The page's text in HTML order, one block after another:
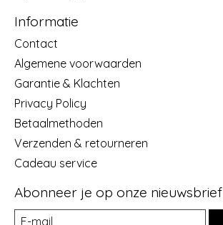
Informatie
Contact
Algemene voorwaarden
Garantie & Klachten
Privacy Policy
Betaalmethoden
Verzenden & retourneren
Cadeau service
Abonneer je op onze nieuwsbrief